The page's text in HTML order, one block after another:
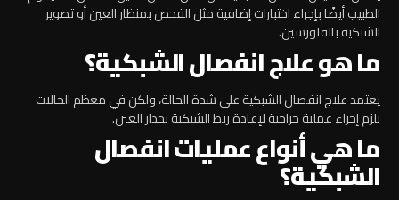
الطبيب أيضًا بإجراء اختبارات إضافية مثل الفحص بمنظار العين أو تصوير
الشبكية بالفلورسين.
ما هو علاج انفصال الشبكية؟
يعتمد علاج انفصال الشبكية على شدة الحالة، ولكن في معظم الحالات
يلزم إجراء عملية جراحية لإعادة ربط الشبكية بجدار العين.
ما هي أنواع عمليات انفصال
الشبكية؟